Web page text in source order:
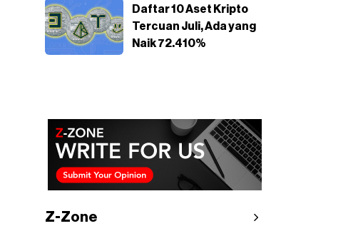
Daftar 10 Aset Kripto
Tercuan Juli, Ada yang
Naik 72.410%
Z-Zone